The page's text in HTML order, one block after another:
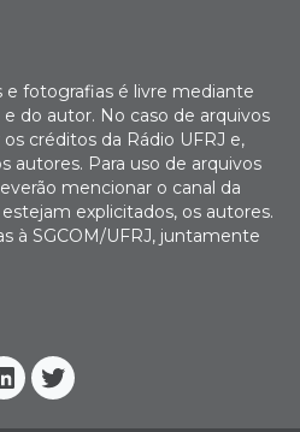
Linkedin
Twitter
fotografias é livre mediante
do autor. No caso de arquivos
créditos da Rádio UFRJ e,
autores. Para uso de arquivos
mencionar o canal da
explicitados, os autores.
à SGCOM/UFRJ, juntamente